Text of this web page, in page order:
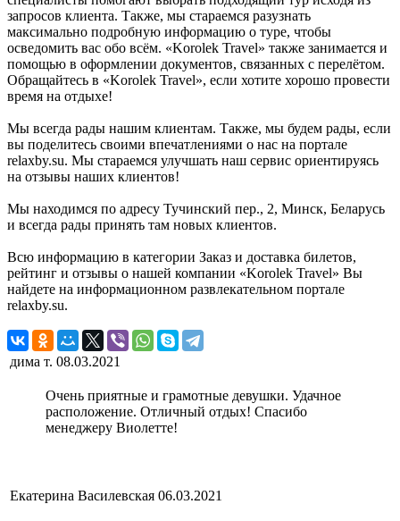
запросов клиента. Также, мы стараемся разузнать
максимально подробную информацию о туре, чтобы
осведомить вас обо всём. «Korolek Travel» также занимается и
помощью в оформлении документов, связанных с перелётом.
Обращайтесь в «Korolek Travel», если хотите хорошо провести
время на отдыхе!
Мы всегда рады нашим клиентам. Также, мы будем рады, если
вы поделитесь своими впечатлениями о нас на портале
relaxby.su. Мы стараемся улучшать наш сервис ориентируясь
на отзывы наших клиентов!
Мы находимся по адресу Тучинский пер., 2, Минск, Беларусь
и всегда рады принять там новых клиентов.
Всю информацию в категории Заказ и доставка билетов,
рейтинг и отзывы о нашей компании «Korolek Travel» Вы
найдете на информационном развлекательном портале
relaxby.su.
дима т. 08.03.2021
Очень приятные и грамотные девушки. Удачное
расположение. Отличный отдых! Спасибо
менеджеру Виолетте!
Екатерина Василевская 06.03.2021